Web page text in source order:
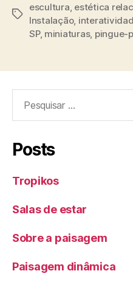
Tags
escultura estética
Instalação,
SP, miniaturas, pingue-
por:
Posts
Tropikos
Salas de estar
Sobre a paisagem
Paisagem dinâmica